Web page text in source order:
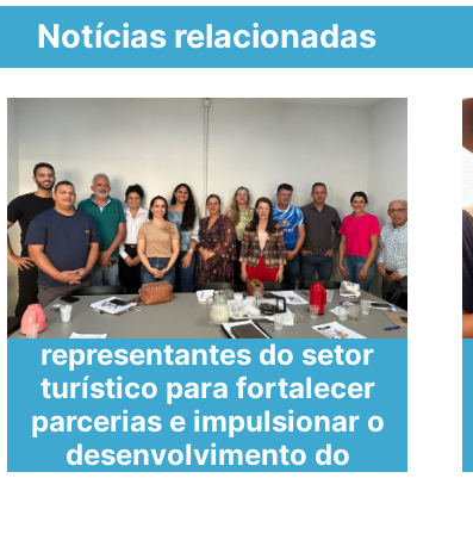
Notícias relacionadas
SECULT reúne
representantes do setor
turístico para fortalecer
parcerias e impulsionar o
desenvolvimento do